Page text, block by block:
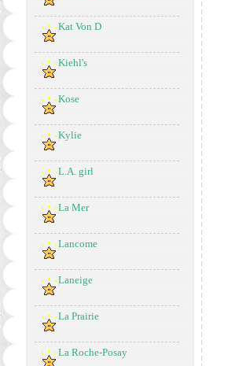
Kat Von D
Kiehl's
Kose
Kylie
L.A. girl
La Mer
Lancome
Laneige
La Prairie
La Roche-Posay